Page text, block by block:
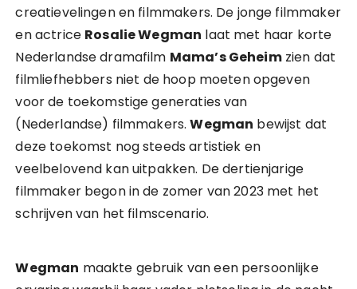
creatievelingen en filmmakers. De jonge filmmaker
en actrice Rosalie Wegman laat met haar korte
Nederlandse dramafilm Mama’s Geheimzien dat
filmliefhebbers niet de hoop moeten opgeven
voor de toekomstige generaties van
(Nederlandse) filmmakers.Wegman bewijst dat
deze toekomst nog steeds artistiek en
veelbelovend kan uitpakken. De dertienjarige
filmmaker begon in de zomer van 2023 met het
schrijven van het filmscenario.
Wegman maakte gebruik van een persoonlijke